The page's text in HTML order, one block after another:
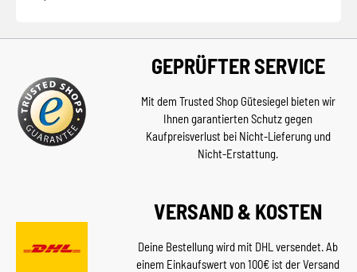
GEPRÜFTER SERVICE
Mit dem Trusted Shop Gütesiegel bieten wir
Ihnen garantierten Schutz gegen
Kaufpreisverlust bei Nicht-Lieferung und
Nicht-Erstattung.
VERSAND & KOSTEN
Deine Bestellung wird mit DHL versendet. Ab
einem Einkaufswert von 100€ ist der Versand